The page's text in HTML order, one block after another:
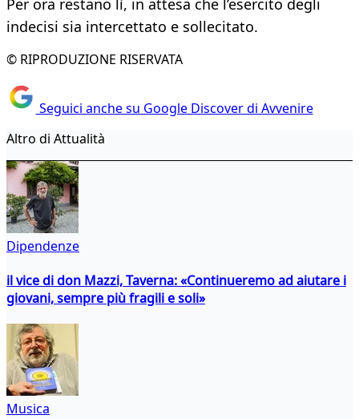
Per ora restano lì, in attesa che l’esercito degli
indecisi sia intercettato e sollecitato.
© RIPRODUZIONE RISERVATA
Seguici anche su Google Discover di Avvenire
Altro di Attualità
Dipendenze
il vice di don Mazzi, Taverna: «Continueremo ad aiutare i
giovani, sempre più fragili e soli»
Musica